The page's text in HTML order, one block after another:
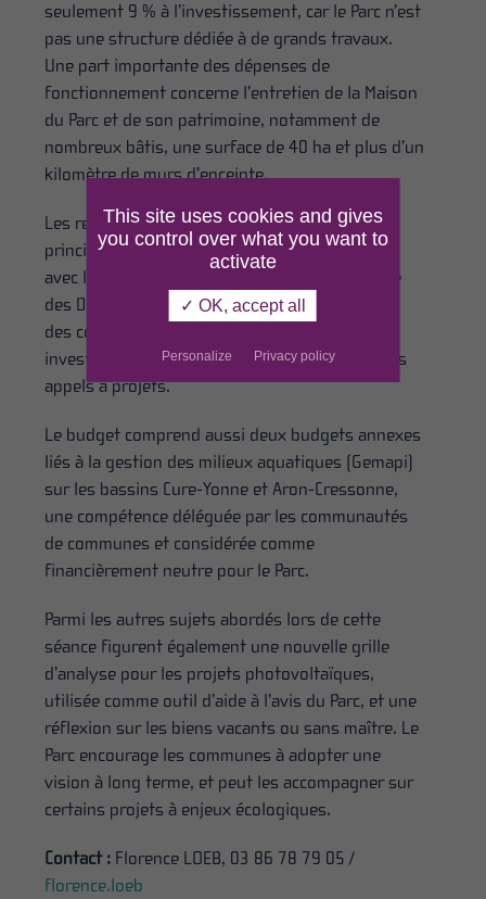
seulement 9 % à l’investissement, car le Parc n’est
pas une structure dédiée à de grands travaux.
Une part importante des dépenses de
fonctionnement concerne l’entretien de la Maison
du Parc et de son patrimoine, notamment de
nombreux bâtis, une surface de 40 ha et plus d’un
kilomètre de murs d’enceinte.
Les recettes du fonctionnement proviennent
principalement des cotisations des membres,
avec la Région comme premier financeur, suivie
des Départements, des communes, de l’État et
des communautés de communes. Les
investissements, eux, sont financés grâce à des
appels à projets.
Le budget comprend aussi deux budgets annexes
liés à la gestion des milieux aquatiques (Gemapi)
sur les bassins Cure-Yonne et Aron-Cressonne,
une compétence déléguée par les communautés
de communes et considérée comme
financièrement neutre pour le Parc.
Parmi les autres sujets abordés lors de cette
séance figurent également une nouvelle grille
d’analyse pour les projets photovoltaïques,
utilisée comme outil d’aide à l’avis du Parc, et une
réflexion sur les biens vacants ou sans maître. Le
Parc encourage les communes à adopter une
vision à long terme, et peut les accompagner sur
certains projets à enjeux écologiques.
Contact : Florence LOEB, 03 86 78 79 05 /
florence.loeb
This site uses cookies and gives
you control over what you want to
activate
✓ OK, accept all
Personalize Privacy policy